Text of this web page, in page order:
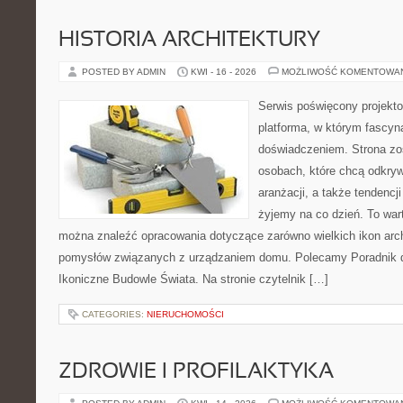
HISTORIA ARCHITEKTURY
POSTED BY ADMIN KWI - 16 - 2026 MOŻLIWOŚĆ
Serwis poświęcony
platforma, w którym
doświadczeniem. Strona
osobach, które chcą
aranżacji, a także
żyjemy na co dzień. To
można znaleźć opracowania dotyczące zarówno wielkich ikon
pomysłów związanych z urządzaniem domu. Polecamy Poradnik
Ikoniczne Budowle Świata. Na stronie czytelnik […]
CATEGORIES: NIERUCHOMOŚCI
ZDROWIE I PROFILAKTYKA